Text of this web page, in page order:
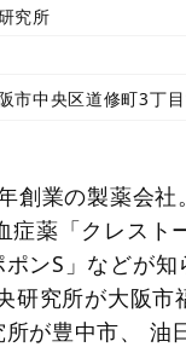
究所
市中央区道修町3丁
創業の製薬会
症薬「クレスト
ンS」などが
研究所が大阪
が豊中市、 油